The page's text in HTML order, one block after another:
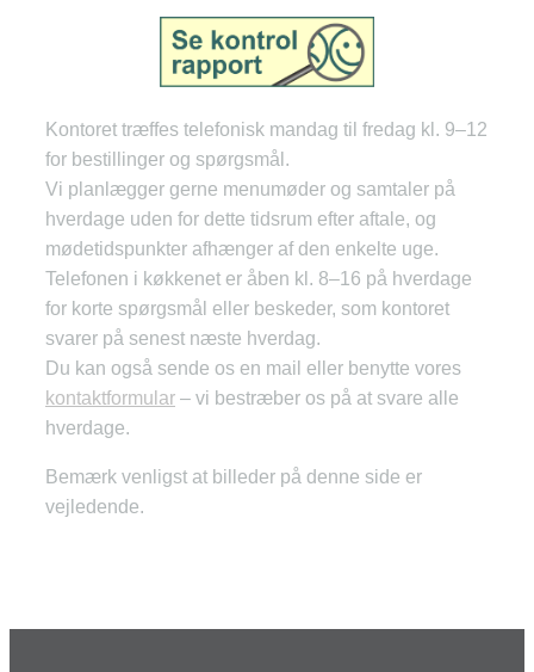
Kontoret træffes telefonisk mandag til fredag kl. 9–12
for bestillinger og spørgsmål.
Vi planlægger gerne menumøder og samtaler på
hverdage uden for dette tidsrum efter aftale, og
mødetidspunkter afhænger af den enkelte uge.
Telefonen i køkkenet er åben kl. 8–16 på hverdage
for korte spørgsmål eller beskeder, som kontoret
svarer på senest næste hverdag.
Du kan også sende os en mail eller benytte vores
kontaktformular – vi bestræber os på at svare alle
hverdage.
Bemærk venligst at billeder på denne side er
vejledende.